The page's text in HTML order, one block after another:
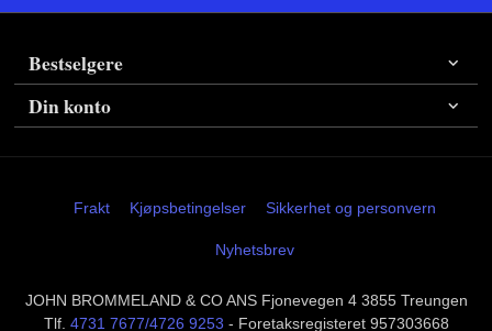
Bestselgere
Din konto
Frakt Kjøpsbetingelser Sikkerhet og personvern
Nyhetsbrev
JOHN BROMMELAND & CO ANS Fjonevegen 4 3855 Treungen
Tlf. 4731 7677/4726 9253 - Foretaksregisteret 957303668